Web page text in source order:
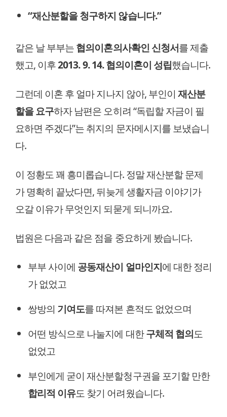
“재산분할을 청구하지 않습니다.”
같은 날 부부는협의이혼의사확인 신청서를 제출
했고, 이후2013. 9. 14. 협의이혼이 성립했습니다.
그런데 이혼 후 얼마 지나지 않아, 부인이 재산분
할을 요구하자 남편은 오히려 “독립할 자금이 필
요하면 주겠다”는 취지의 문자메시지를 보냈습니
다.
이 정황도 꽤 흥미롭습니다. 정말 재산분할 문제
가 명확히 끝났다면, 뒤늦게 생활자금 이야기가
오갈 이유가 무엇인지 되묻게 되니까요.
법원은 다음과 같은 점을 중요하게 봤습니다.
부부 사이에 공동재산이 얼마인지에 대한 정리
가 없었고
쌍방의 기여도를 따져본 흔적도 없었으며
어떤 방식으로 나눌지에 대한구체적 협의도
없었고
부인에게 굳이 재산분할청구권을 포기할 만한
합리적 이유도 찾기 어려웠습니다.